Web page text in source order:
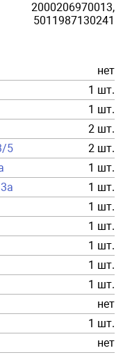
2000206970013,
5011987130241
нет
1 шт.
1 шт.
2 шт.
5
2 шт.
1 шт.
1 шт.
1 шт.
1 шт.
1 шт.
1 шт.
1 шт.
нет
1 шт.
нет